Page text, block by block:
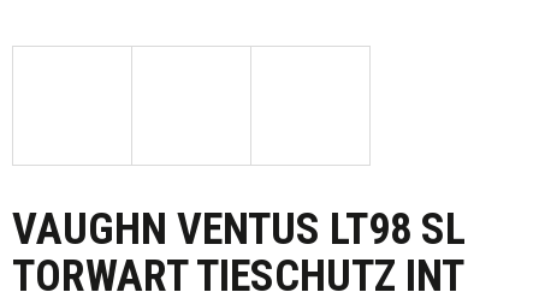
VAUGHN VENTUS LT98 SL
TORWART TIESCHUTZ INT